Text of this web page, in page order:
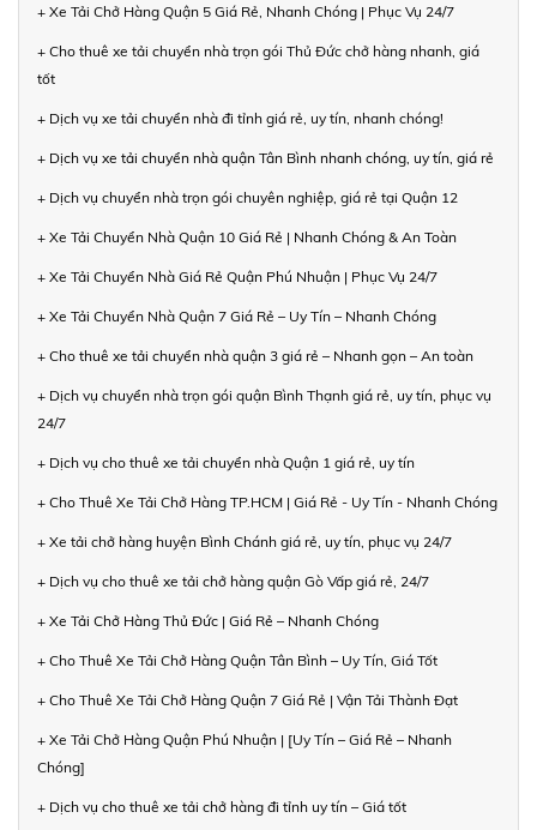
+ Xe Tải Chở Hàng Quận 5 Giá Rẻ, Nhanh Chóng | Phục Vụ 24/7
+ Cho thuê xe tải chuyển nhà trọn gói Thủ Đức chở hàng nhanh, giá
tốt
+ Dịch vụ xe tải chuyển nhà đi tỉnh giá rẻ, uy tín, nhanh chóng!
+ Dịch vụ xe tải chuyển nhà quận Tân Bình nhanh chóng, uy tín, giá rẻ
+ Dịch vụ chuyển nhà trọn gói chuyên nghiệp, giá rẻ tại Quận 12
+ Xe Tải Chuyển Nhà Quận 10 Giá Rẻ | Nhanh Chóng & An Toàn
+ Xe Tải Chuyển Nhà Giá Rẻ Quận Phú Nhuận | Phục Vụ 24/7
+ Xe Tải Chuyển Nhà Quận 7 Giá Rẻ – Uy Tín – Nhanh Chóng
+ Cho thuê xe tải chuyển nhà quận 3 giá rẻ – Nhanh gọn – An toàn
+ Dịch vụ chuyển nhà trọn gói quận Bình Thạnh giá rẻ, uy tín, phục vụ
24/7
+ Dịch vụ cho thuê xe tải chuyển nhà Quận 1 giá rẻ, uy tín
+ Cho Thuê Xe Tải Chở Hàng TP.HCM | Giá Rẻ - Uy Tín - Nhanh Chóng
+ Xe tải chở hàng huyện Bình Chánh giá rẻ, uy tín, phục vụ 24/7
+ Dịch vụ cho thuê xe tải chở hàng quận Gò Vấp giá rẻ, 24/7
+ Xe Tải Chở Hàng Thủ Đức | Giá Rẻ – Nhanh Chóng
+ Cho Thuê Xe Tải Chở Hàng Quận Tân Bình – Uy Tín, Giá Tốt
+ Cho Thuê Xe Tải Chở Hàng Quận 7 Giá Rẻ | Vận Tải Thành Đạt
+ Xe Tải Chở Hàng Quận Phú Nhuận | [Uy Tín – Giá Rẻ – Nhanh
Chóng]
+ Dịch vụ cho thuê xe tải chở hàng đi tỉnh uy tín – Giá tốt